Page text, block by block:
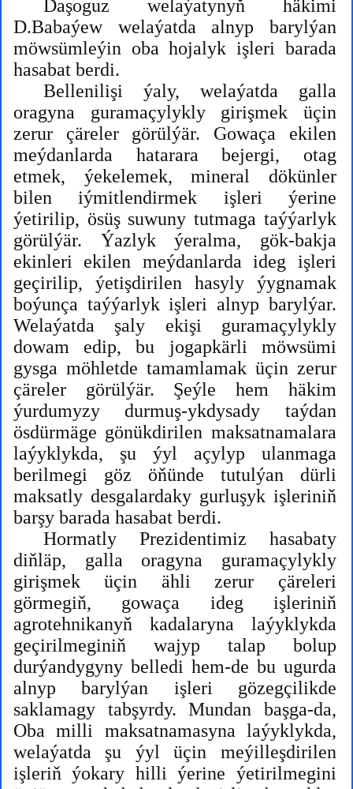
Daşoguz welaýatynyň häkimi
D.Babaýew welaýatda alnyp barylýan
möwsümleýin oba hojalyk işleri barada
hasabat berdi.
Bellenilişi ýaly, welaýatda galla
oragyna guramaçylykly girişmek üçin
zerur çäreler görülýär. Gowaça ekilen
meýdanlarda hatarara bejergi, otag
etmek, ýekelemek, mineral dökünler
bilen iýmitlendirmek işleri ýerine
ýetirilip, ösüş suwuny tutmaga taýýarlyk
görülýär. Ýazlyk ýeralma, gök-bakja
ekinleri ekilen meýdanlarda ideg işleri
geçirilip, ýetişdirilen hasyly ýygnamak
boýunça taýýarlyk işleri alnyp barylýar.
Welaýatda şaly ekişi guramaçylykly
dowam edip, bu jogapkärli möwsümi
gysga möhletde tamamlamak üçin zerur
çäreler görülýär. Şeýle hem häkim
ýurdumyzy durmuş-ykdysady taýdan
ösdürmäge gönükdirilen maksatnamalara
laýyklykda, şu ýyl açylyp ulanmaga
berilmegi göz öňünde tutulýan dürli
maksatly desgalardaky gurluşyk işleriniň
barşy barada hasabat berdi.
Hormatly Prezidentimiz hasabaty
diňläp, galla oragyna guramaçylykly
girişmek üçin ähli zerur çäreleri
görmegiň, gowaça ideg işleriniň
agrotehnikanyň kadalaryna laýyklykda
geçirilmeginiň wajyp talap bolup
durýandygyny belledi hem-de bu ugurda
alnyp barylýan işleri gözegçilikde
saklamagy tabşyrdy. Mundan başga-da,
Oba milli maksatnamasyna laýyklykda,
welaýatda şu ýyl üçin meýilleşdirilen
işleriň ýokary hilli ýerine ýetirilmegini